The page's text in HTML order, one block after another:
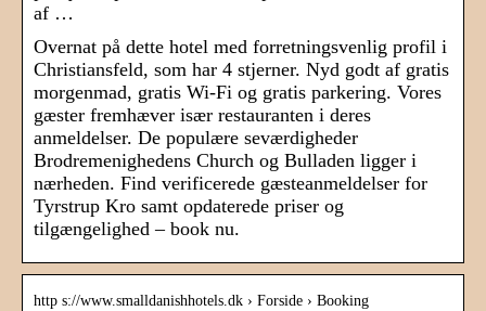
af …
Overnat på dette hotel med forretningsvenlig profil i
Christiansfeld, som har 4 stjerner. Nyd godt af gratis
morgenmad, gratis Wi-Fi og gratis parkering. Vores
gæster fremhæver især restauranten i deres
anmeldelser. De populære seværdigheder
Brodremenighedens Church og Bulladen ligger i
nærheden. Find verificerede gæsteanmeldelser for
Tyrstrup Kro samt opdaterede priser og
tilgængelighed – book nu.
http s://www.smalldanishhotels.dk › Forside › Booking